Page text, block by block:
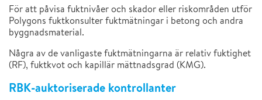
För att påvisa fuktnivåer och skador eller riskområden utför
Polygons fuktkonsulter fuktmätningar i betong och andra
byggnadsmaterial.
Några av de vanligaste fuktmätningarna är relativ fuktighet
(RF), fuktkvot och kapillär mättnadsgrad (KMG).
RBK-auktoriserade kontrollanter